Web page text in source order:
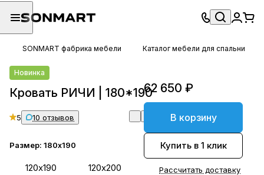
SONMART фабрика мебели Каталог мебели для спальни
Новинка
Кровать РИЧИ | 180*190
5 10 отзывов
Размер: 180х190
120х190 120х200
62 650 ₽
В корзину
Купить в 1 клик
Рассчитать доставку